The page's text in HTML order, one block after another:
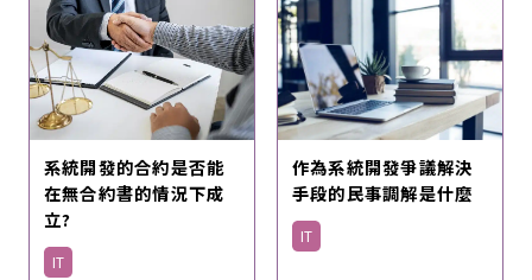
系統開發的合約是否能
在無合約書的情況下成
立?
IT
作為系統開發爭議解決
手段的民事調解是什麼
IT